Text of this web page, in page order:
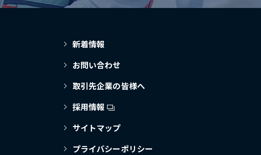
新着情報
お問い合わせ
取引先企業の皆様へ
採用情報
サイトマップ
プライバシーポリシー